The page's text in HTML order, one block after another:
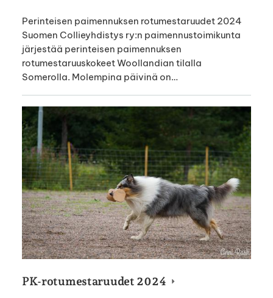
Perinteisen paimennuksen rotumestaruudet 2024
Suomen Collieyhdistys ry:n paimennustoimikunta
järjestää perinteisen paimennuksen
rotumestaruuskokeet Woollandian tilalla
Somerolla. Molempina päivinä on…
PK-rotumestaruudet 2024